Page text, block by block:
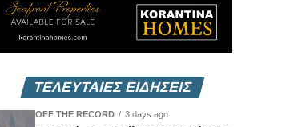
ΤΕΛΕΥΤΑΙΕΣ ΕΙΔΗΣΕΙΣ
OFF THE RECORD 3 days ago